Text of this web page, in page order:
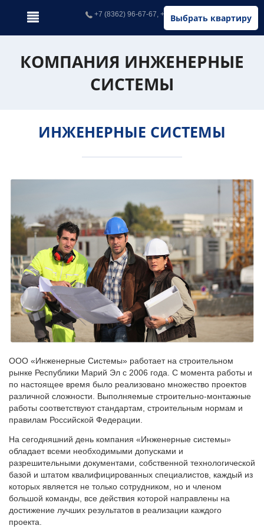
Выбрать квартиру
+7 (8362) 96-67-67, +7 (902) 326-67-67
КОМПАНИЯ ИНЖЕНЕРНЫЕ
СИСТЕМЫ
ИНЖЕНЕРНЫЕ СИСТЕМЫ
ООО «Инженерные Системы» работает на строительном
рынке Республики Марий Эл с 2006 года. С момента работы и
по настоящее время было реализовано множество проектов
различной сложности. Выполняемые строительно-монтажные
работы соответствуют стандартам, строительным нормам и
правилам Российской Федерации.
На сегодняшний день компания «Инженерные системы»
обладает всеми необходимыми допусками и
разрешительными документами, собственной технологической
базой и штатом квалифицированных специалистов, каждый из
которых является не только сотрудником, но и членом
большой команды, все действия которой направлены на
достижение лучших результатов в реализации каждого
проекта.